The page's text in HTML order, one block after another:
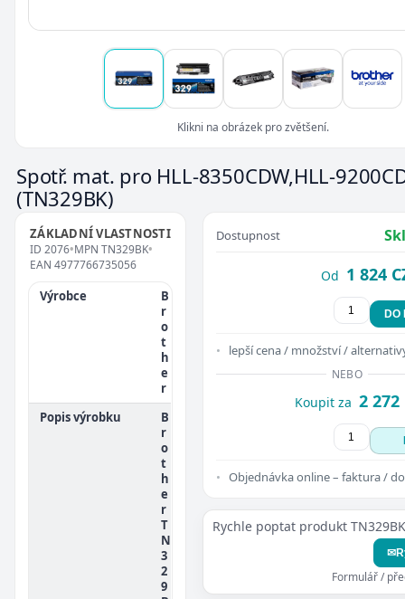
Klikni na obrázek pro zvětšení.
Spotř. mat. pro HLL-8350CDW,HLL-
(TN329BK)
ZÁKLADNÍ VLASTNOSTI
ID 2076•MPN TN329BK•
EAN 4977766735056
Výrobce
B
r
o
t
h
e
r
Popis výrobku
B
r
o
t
h
e
r
T
N
3
2
9
Dostupnost
Od 1 824
DO
lepší cena / množství /
NEBO
Koupit za 2 272
Objednávka online – faktura /
Rychle poptat produkt TN329BK
✉
Formulář /